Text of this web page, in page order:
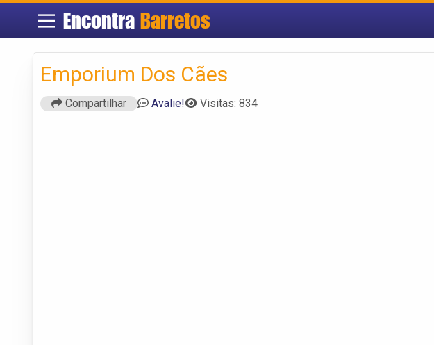
EncontraBarretos
Emporium Dos Cães
Compartilhar Avalie! Visitas: 834